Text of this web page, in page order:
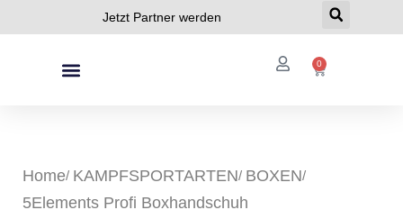
Jetzt Partner werden
0
Home KAMPFSPORTARTEN BOXEN
5Elements Profi Boxhandschuh